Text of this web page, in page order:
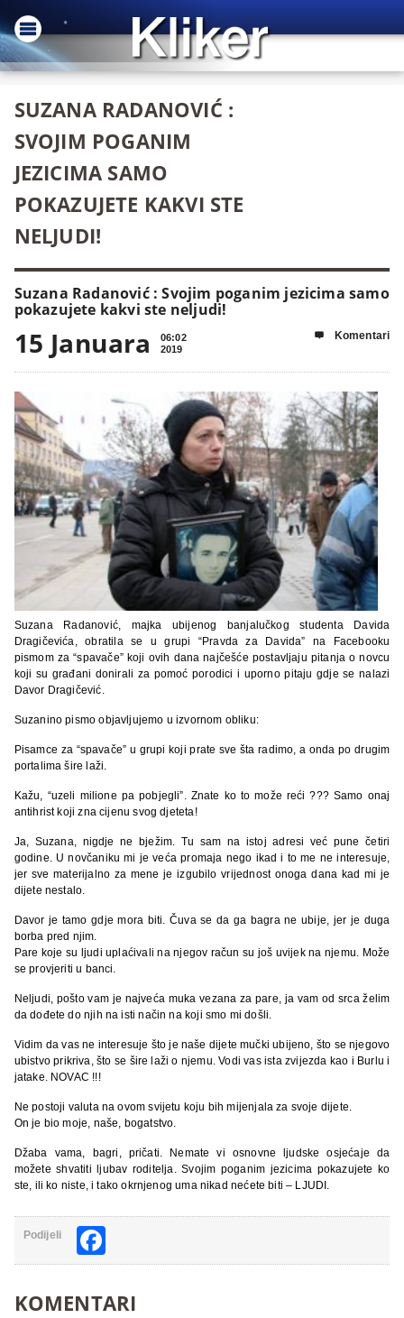
SUZANA RADANOVIĆ :
SVOJIM POGANIM
JEZICIMA SAMO
POKAZUJETE KAKVI STE
NELJUDI!
Suzana Radanović : Svojim poganim jezicima samo
pokazujete kakvi ste neljudi!
15 Januara
06:02
2019
 Komentari
Suzana Radanović, majka ubijenog banjalučkog studenta Davida
Dragičevića, obratila se u grupi “Pravda za Davida” na Facebooku
pismom za “spavače” koji ovih dana najčešće postavljaju pitanja o novcu
koji su građani donirali za pomoć porodici i uporno pitaju gdje se nalazi
Davor Dragičević.
Suzanino pismo objavljujemo u izvornom obliku:
Pisamce za “spavače” u grupi koji prate sve šta radimo, a onda po drugim
portalima šire laži.
Kažu, “uzeli milione pa pobjegli”. Znate ko to može reći ??? Samo onaj
antihrist koji zna cijenu svog djeteta!
Ja, Suzana, nigdje ne bježim. Tu sam na istoj adresi već pune četiri
godine. U novčaniku mi je veća promaja nego ikad i to me ne interesuje,
jer sve materijalno za mene je izgubilo vrijednost onoga dana kad mi je
dijete nestalo.
Davor je tamo gdje mora biti. Čuva se da ga bagra ne ubije, jer je duga
borba pred njim.
Pare koje su ljudi uplaćivali na njegov račun su još uvijek na njemu. Može
se provjeriti u banci.
Neljudi, pošto vam je najveća muka vezana za pare, ja vam od srca želim
da dođete do njih na isti način na koji smo mi došli.
Vidim da vas ne interesuje što je naše dijete mučki ubijeno, što se njegovo
ubistvo prikriva, što se šire laži o njemu. Vodi vas ista zvijezda kao i Burlu i
jatake. NOVAC !!!
Ne postoji valuta na ovom svijetu koju bih mijenjala za svoje dijete.
On je bio moje, naše, bogatstvo.
Džaba vama, bagri, pričati. Nemate vi osnovne ljudske osjećaje da
možete shvatiti ljubav roditelja. Svojim poganim jezicima pokazujete ko
ste, ili ko niste, i tako okrnjenog uma nikad nećete biti – LJUDI.
Podijeli
KOMENTARI